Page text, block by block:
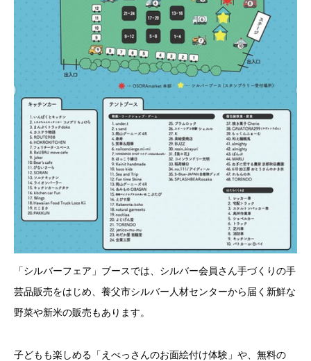
「シルバーフェア」ブースでは、シルバー会員さん手づくりの手
芸品販売をはじめ、養父市シルバー人材センターから届く新鮮な
野菜や新米の販売もあります。
子どもも楽しめる「えべっさんのお面絵付け体験」や、無料の